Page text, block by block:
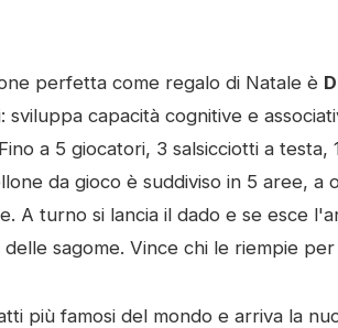
perfetta come regalo di Natale è
sviluppa capacità cognitive e
a 5 giocatori, 3 salsicciotti a testa,
da gioco è suddiviso in 5 aree, a
A turno si lancia il dado e se esce
sagome. Vince chi le riempie
più famosi del mondo e arriva la